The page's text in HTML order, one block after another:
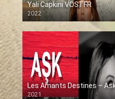
Yali Capkini VOSTFR
2022
2021